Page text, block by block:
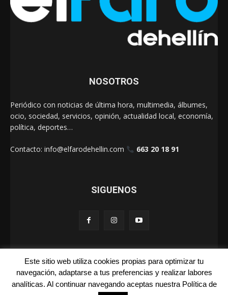
NOSOTROS
Periódico con noticias de última hora, multimedia, álbumes,
ocio, sociedad, servicios, opinión, actualidad local, economía,
política, deportes…
Contacto: info@elfarodehellin.com 663 20 18 91
SIGUENOS
El Faro de Hellín 2025
La Foto de la Semana
Este sitio web utiliza cookies propias para optimizar tu
navegación, adaptarse a tus preferencias y realizar labores
analíticas. Al continuar navegando aceptas nuestra Política de